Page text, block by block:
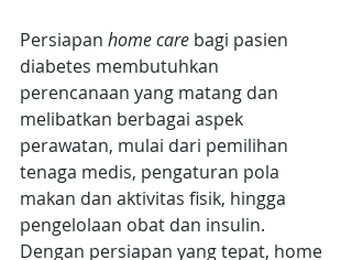
Persiapan home care bagi pasien
diabetes membutuhkan
perencanaan yang matang dan
melibatkan berbagai aspek
perawatan, mulai dari pemilihan
tenaga medis, pengaturan pola
makan dan aktivitas fisik, hingga
pengelolaan obat dan insulin.
Dengan persiapan yang tepat, home